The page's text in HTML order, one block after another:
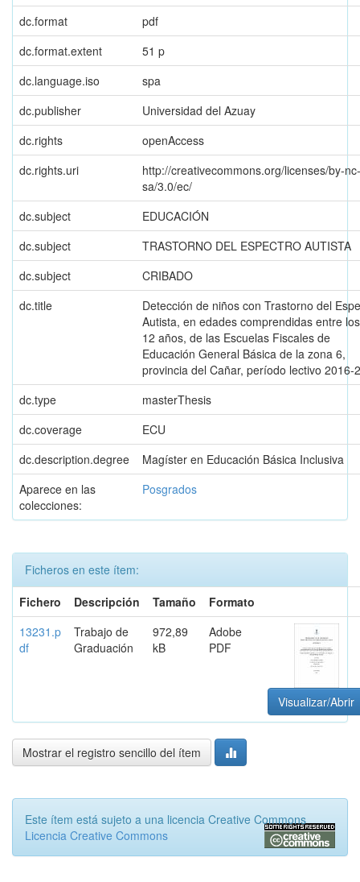
dc.format
pdf
dc.format.extent
51 p
dc.language.iso
spa
dc.publisher
Universidad del Azuay
dc.rights
openAccess
dc.rights.uri
http://creativecommons.org/licenses/by-nc-
sa/3.0/ec/
dc.subject
EDUCACIÓN
dc.subject
TRASTORNO DEL ESPECTRO AUTISTA
dc.subject
CRIBADO
dc.title
Detección de niños con Trastorno del
Autista, en edades comprendidas entre
12 años, de las Escuelas Fiscales de
Educación General Básica de la zona 6,
provincia del Cañar, período lectivo 2016-
dc.type
masterThesis
dc.coverage
ECU
dc.description.degree
Magíster en Educación Básica Inclusiva
Aparece en las
colecciones:
Posgrados
Ficheros en este ítem:
Fichero
Descripción Tamaño
Formato
13231.p
df
Trabajo de
Graduación
972,89
kB
Adobe
PDF
Visualizar/Abrir
Mostrar el registro sencillo del ítem
Este ítem está sujeto a una licencia Creative Commons
Licencia Creative Commons